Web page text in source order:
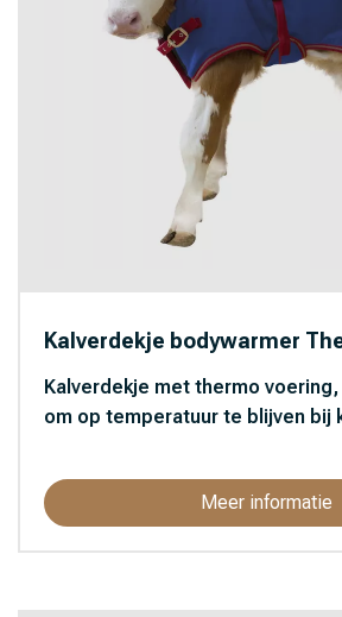
Kalverdekje bodywarmer
Kalverdekje met thermo
om op temperatuur te blijven bij
Meer informatie